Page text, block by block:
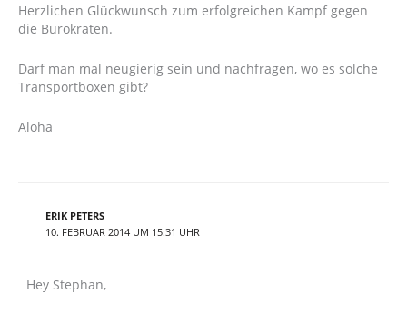
Herzlichen Glückwunsch zum erfolgreichen Kampf gegen
die Bürokraten.
Darf man mal neugierig sein und nachfragen, wo es solche
Transportboxen gibt?
Aloha
ERIK PETERS
10. FEBRUAR 2014 UM 15:31 UHR
Hey Stephan,